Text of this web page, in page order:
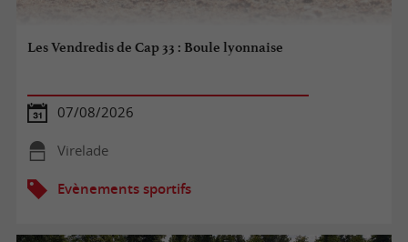
Les Vendredis de Cap 33 : Boule lyonnaise
07/08/2026
Virelade
Evènements sportifs